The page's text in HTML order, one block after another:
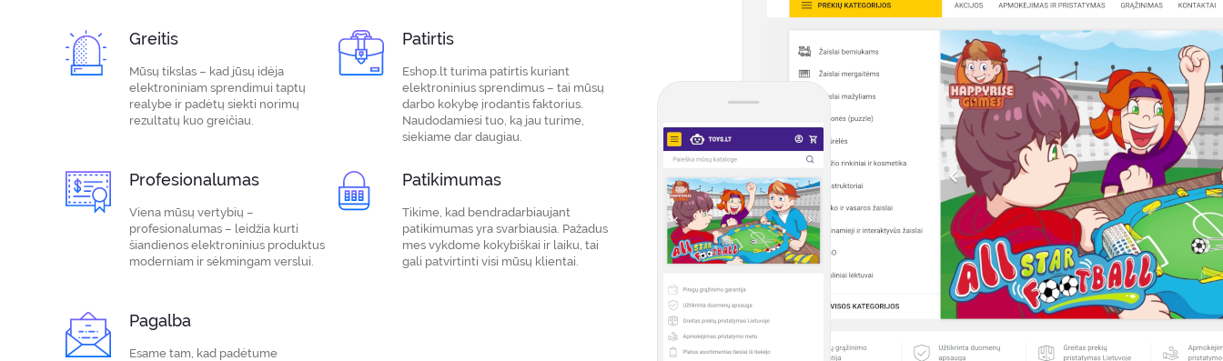
Greitis
Mūsų tikslas – kad jūsų idėja
elektroniniam sprendimui taptų
realybe ir padėtų siekti norimų
rezultatų kuo greičiau.
Patirtis
Eshop.lt turima patirtis kuriant
elektroninius sprendimus – tai mūsų
darbo kokybę įrodantis faktorius.
Naudodamiesi tuo, ką jau turime,
siekiame dar daugiau.
Profesionalumas
Viena mūsų vertybių –
profesionalumas – leidžia kurti
šiandienos elektroninius produktus
moderniam ir sėkmingam verslui.
Patikimumas
Tikime, kad bendradarbiaujant
patikimumas yra svarbiausia. Pažadus
mes vykdome kokybiškai ir laiku, tai
gali patvirtinti visi mūsų klientai.
Pagalba
Esame tam, kad padėtume